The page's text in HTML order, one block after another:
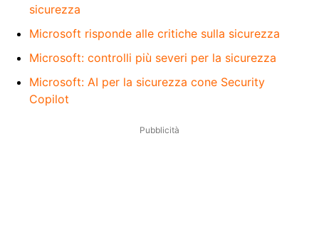
sicurezza
Microsoft risponde alle critiche sulla sicurezza
Microsoft: controlli più severi per la sicurezza
Microsoft: AI per la sicurezza cone Security
Copilot
Pubblicità